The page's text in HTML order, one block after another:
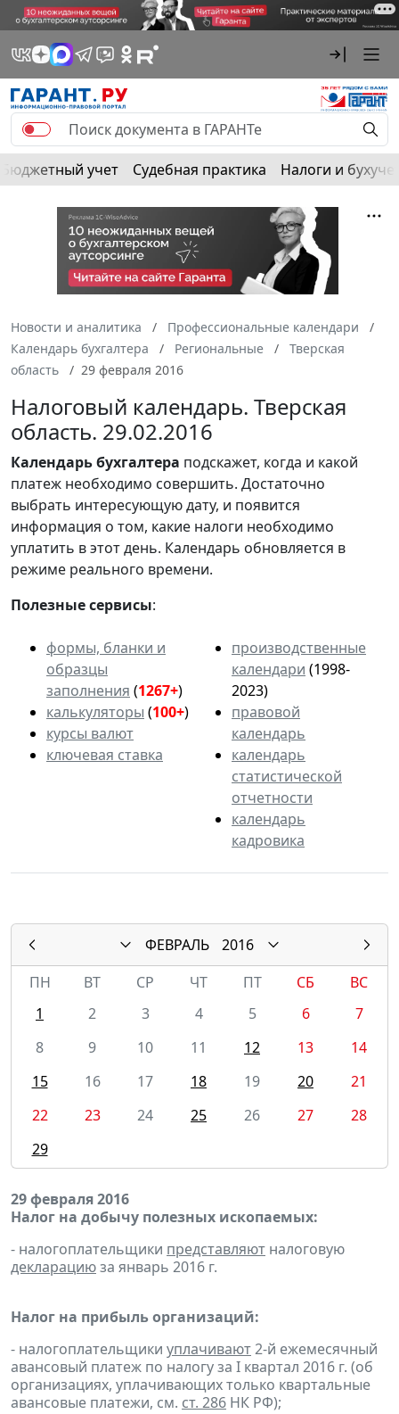
Бюджетный учет Судебная практика Налоги и
Новости и аналитика
Профессиональные календари
Календарь бухгалтера
Региональные
Тверская
область
29 февраля 2016
Налоговый календарь. Тверская
область. 29.02.2016
Календарьбухгалтера подскажет, когда и какой
платеж необходимо совершить. Достаточно
выбрать интересующую дату, и появится
информация о том, какие налоги необходимо
уплатить в этот день. Календарь обновляется в
режиме реального времени.
Полезные сервисы:
формы, бланки и
образцы
заполнения (1267+)
калькуляторы (100+)
курсы валют
ключевая ставка
производственные
календари (1998-
2023)
правовой
календарь
календарь
статистической
отчетности
календарь
кадровика
ФЕВРАЛЬ
2016
ПН
ВТ СР ЧТ ПТ СБ
ВС
1
2 3 4 5 6
7
8
9 10 11 12 13
14
15
16 17 18 19 20
21
22
23 24 25 26 27
28
29
29 февраля 2016
Налог на добычу полезных ископаемых:
- налогоплательщики представляют налоговую
декларациюза январь 2016 г.
Налог на прибыль организаций:
- налогоплательщики уплачивают2-й ежемесячный
авансовый платеж по налогу за I квартал 2016 г. (об
организациях, уплачивающих только квартальные
авансовые платежи, см. ст. 286 НК РФ);